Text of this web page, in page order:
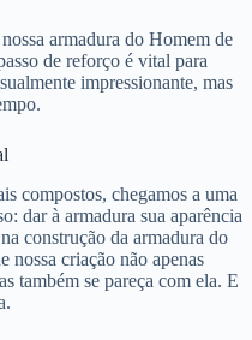
armadura do Homem de
de reforço é vital para
impressionante, mas
compostos, chegamos a uma
dar à armadura sua aparência
construção da armadura do
nossa criação não apenas
também se pareça com ela. E